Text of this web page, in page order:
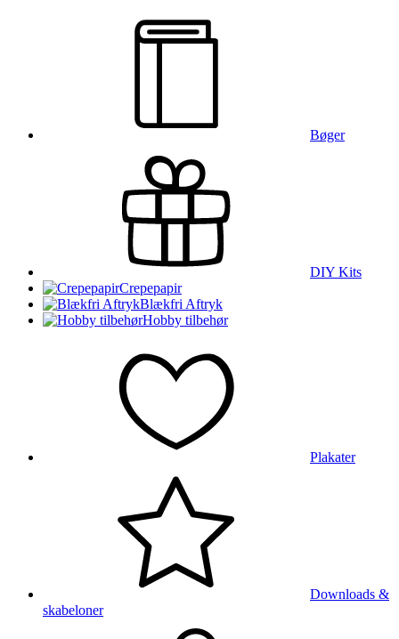
Bøger
DIY Kits
Crepepapir
Blækfri Aftryk
Hobby tilbehør
Plakater
Downloads &
skabeloner